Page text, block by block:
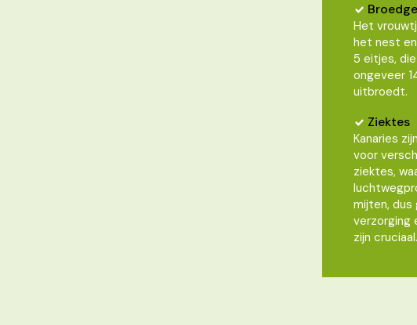
Het
het nest
5 eitjes,
ongeveer
uitbroedt.
Ziektes
Kanaries
voor
ziektes,
mijten, dus
verzorging
zijn cruciaal.